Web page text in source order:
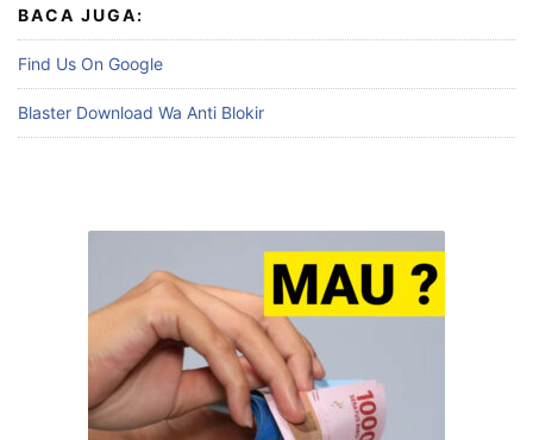
BACA JUGA:
Find Us On Google
Blaster Download Wa Anti Blokir